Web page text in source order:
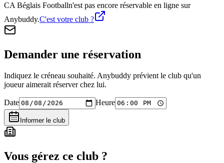
CA Béglais Footballn'est pas encore réservable en ligne sur
Anybuddy.C'est votre club ?
Demander une réservation
Indiquez le créneau souhaité. Anybuddy prévient le club qu'un
joueur aimerait réserver chez lui.
Date Heure
Informer le club
Vous gérez ce club ?